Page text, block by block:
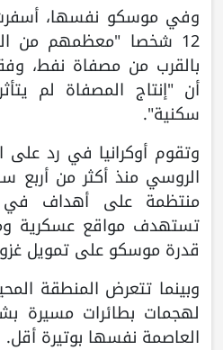
وفي موسكو نفسها،
12 شخصا "معظمهم من
بالقرب من مصفاة نفط،
أن "إنتاج المصفاة لم
سكنية".
وتقوم أوكرانيا في رد
الروسي منذ أكثر من أربع
منتظمة على أهداف في
تستهدف مواقع عسكرية
قدرة موسكو على تمويل
وبينما تتعرض المنطقة
لهجمات بطائرات مسيرة
العاصمة نفسها بوتيرة أقل.